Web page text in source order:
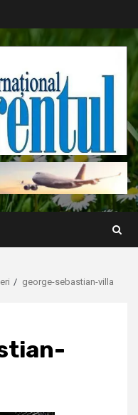
george-sebastian-villa